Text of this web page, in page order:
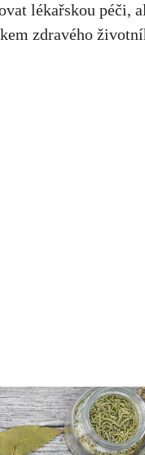
lékařskou péči,
zdravého